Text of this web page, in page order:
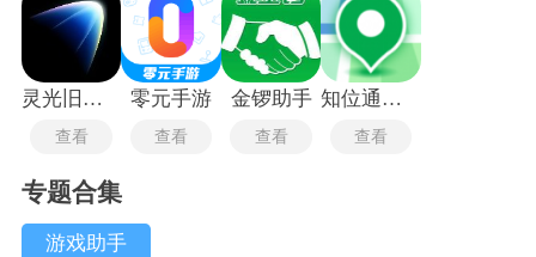
灵光旧版本
查看
零元手游
查看
金锣助手
查看
知位通测量
查看
专题合集
游戏助手